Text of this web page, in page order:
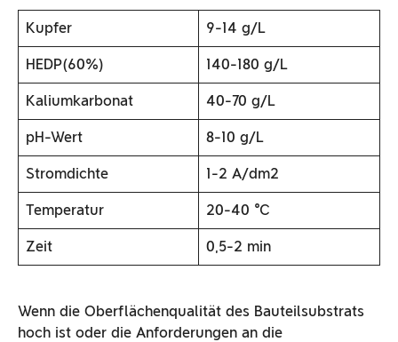
Kupfer 9-14 g/L
HEDP(60%) 140-180 g/L
Kaliumkarbonat 40-70 g/L
pH-Wert 8-10 g/L
Stromdichte 1-2 A/dm2
Temperatur 20-40 ℃
Zeit 0,5-2 min
Wenn die Oberflächenqualität des Bauteilsubstrats
hoch ist oder die Anforderungen an die